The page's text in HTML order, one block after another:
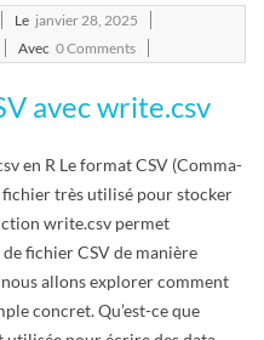
Le janvier 28, 2025
Avec 0 Comments
avec write.csv
en R Le format CSV (Comma-
fichier très utilisé pour stocker
write.csv permet
fichier CSV de manière
allons explorer comment
concret. Qu’est-ce que